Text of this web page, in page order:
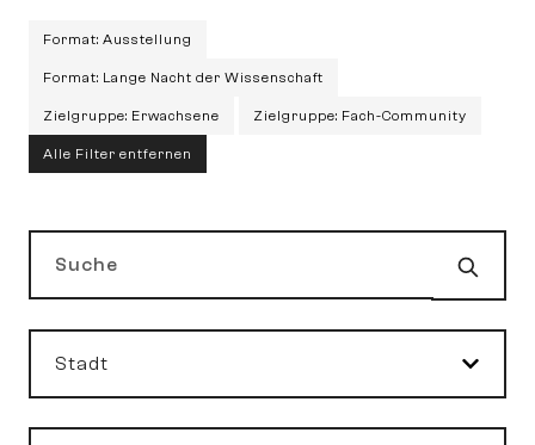
Format: Ausstellung
Format: Lange Nacht der Wissenschaft
Zielgruppe: Erwachsene Zielgruppe: Fach-Community
Alle Filter entfernen
Suche
Stadt